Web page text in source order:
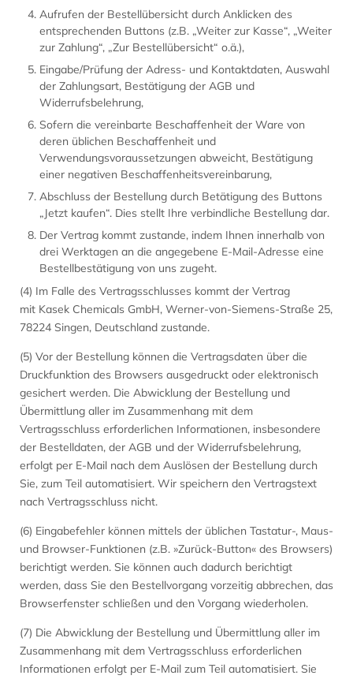
Aufrufen der Bestellübersicht durch Anklicken des
entsprechenden Buttons (z.B. „Weiter zur Kasse“, „Weiter
zur Zahlung“, „Zur Bestellübersicht“ o.ä.),
Eingabe/Prüfung der Adress- und Kontaktdaten, Auswahl
der Zahlungsart, Bestätigung der AGB und
Widerrufsbelehrung,
Sofern die vereinbarte Beschaffenheit der Ware von
deren üblichen Beschaffenheit und
Verwendungsvoraussetzungen abweicht, Bestätigung
einer negativen Beschaffenheitsvereinbarung,
Abschluss der Bestellung durch Betätigung des Buttons
„Jetzt kaufen“. Dies stellt Ihre verbindliche Bestellung dar.
Der Vertrag kommt zustande, indem Ihnen innerhalb von
drei Werktagen an die angegebene E-Mail-Adresse eine
Bestellbestätigung von uns zugeht.
(4) Im Falle des Vertragsschlusses kommt der Vertrag
mit Kasek Chemicals GmbH, Werner-von-Siemens-Straße 25,
78224 Singen, Deutschland zustande.
(5) Vor der Bestellung können die Vertragsdaten über die
Druckfunktion des Browsers ausgedruckt oder elektronisch
gesichert werden. Die Abwicklung der Bestellung und
Übermittlung aller im Zusammenhang mit dem
Vertragsschluss erforderlichen Informationen, insbesondere
der Bestelldaten, der AGB und der Widerrufsbelehrung,
erfolgt per E-Mail nach dem Auslösen der Bestellung durch
Sie, zum Teil automatisiert. Wir speichern den Vertragstext
nach Vertragsschluss nicht.
(6) Eingabefehler können mittels der üblichen Tastatur-, Maus-
und Browser-Funktionen (z.B. »Zurück-Button« des Browsers)
berichtigt werden. Sie können auch dadurch berichtigt
werden, dass Sie den Bestellvorgang vorzeitig abbrechen, das
Browserfenster schließen und den Vorgang wiederholen.
(7) Die Abwicklung der Bestellung und Übermittlung aller im
Zusammenhang mit dem Vertragsschluss erforderlichen
Informationen erfolgt per E-Mail zum Teil automatisiert. Sie